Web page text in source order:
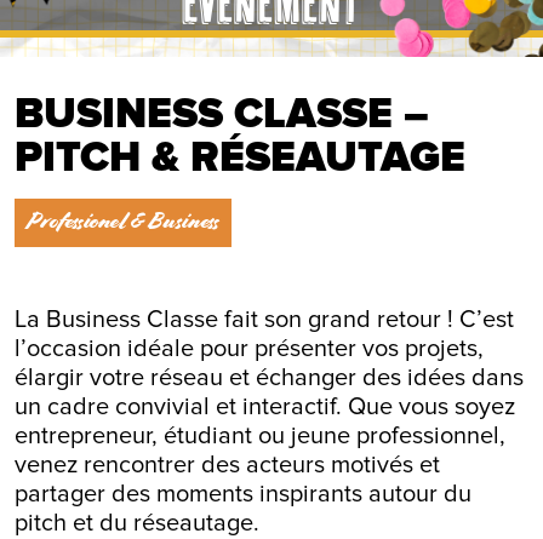
BUSINESS CLASSE –
PITCH & RÉSEAUTAGE
Professionel & Business
La Business Classe fait son grand retour ! C’est
l’occasion idéale pour présenter vos projets,
élargir votre réseau et échanger des idées dans
un cadre convivial et interactif. Que vous soyez
entrepreneur, étudiant ou jeune professionnel,
venez rencontrer des acteurs motivés et
partager des moments inspirants autour du
pitch et du réseautage.